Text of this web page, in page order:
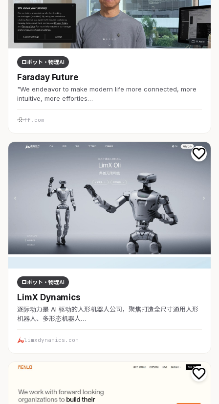
ロボット・物理AI
Faraday Future
"We endeavor to make modern life more connected, more
intuitive, more effortles…
ff.com
ロボット・物理AI
LimX Dynamics
逐际动力是 AI 驱动的人形机器人公司，聚焦打造全尺寸通用人形
机器人、多形态机器人…
limxdynamics.com